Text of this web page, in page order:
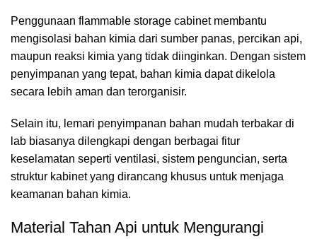
Penggunaan flammable storage cabinet membantu
mengisolasi bahan kimia dari sumber panas, percikan api,
maupun reaksi kimia yang tidak diinginkan. Dengan sistem
penyimpanan yang tepat, bahan kimia dapat dikelola
secara lebih aman dan terorganisir.
Selain itu, lemari penyimpanan bahan mudah terbakar di
lab biasanya dilengkapi dengan berbagai fitur
keselamatan seperti ventilasi, sistem penguncian, serta
struktur kabinet yang dirancang khusus untuk menjaga
keamanan bahan kimia.
Material Tahan Api untuk Mengurangi